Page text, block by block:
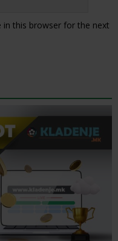
in this browser for the next